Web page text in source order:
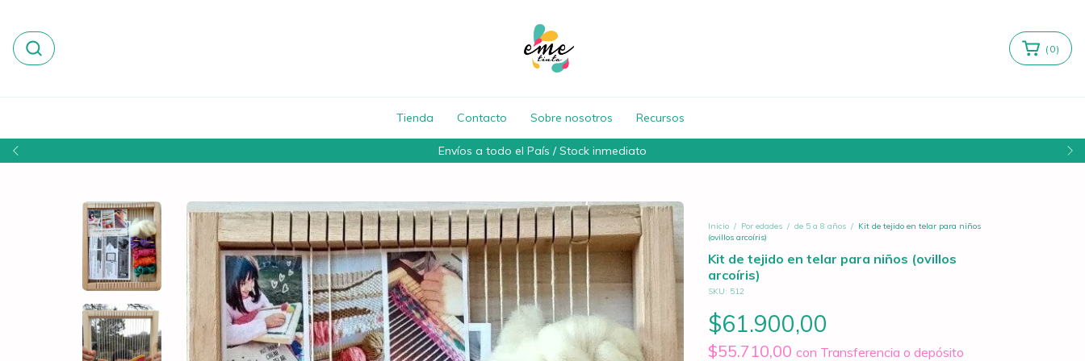
Envíos a todo el País / Stock inmediato
( 0)
Tienda Contacto Sobre nosotros Recursos
Inicio / Por edades / de 5 a 8 años / Kit de tejido en telar para niños
(ovillos arcoíris)
Kit de tejido en telar para niños (ovillos
arcoíris)
SKU: 512
$61.900,00
$55.710,00 con Transferencia o depósito